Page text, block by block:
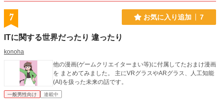
7 お気に入り追加 7
ITに関する世界だったり 違ったり
konoha
他の漫画(ゲームクリエイターまい等)に付属してたおまけ漫画
を まとめてみました。 主にVRグラスやARグラス、人工知能
(AI)を扱った未来の話です。
一般男性向け 連載中